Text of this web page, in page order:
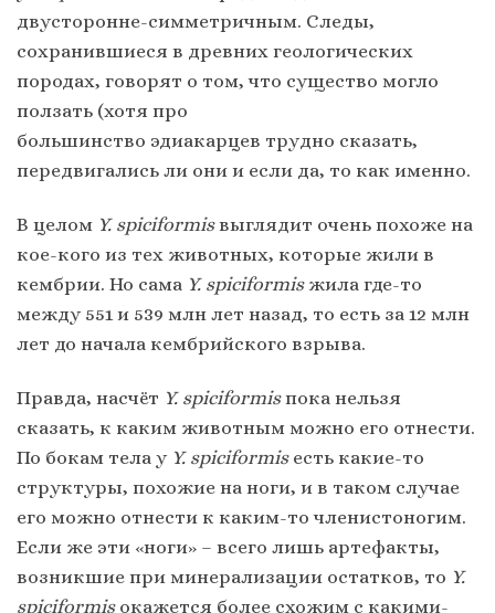
двусторонне-симметричным. Следы,
сохранившиеся в древних геологических
породах, говорят о том, что существо могло
ползать (хотя про
большинство эдиакарцев трудно сказать,
передвигались ли они и если да, то как именно.
В целом Y. spiciformisвыглядит очень похоже на
кое-кого из тех животных, которые жили в
кембрии. Но сама Y. spiciformisжила где-то
между 551 и 539 млн лет назад, то есть за 12 млн
лет до начала кембрийского взрыва.
Правда, насчёт Y. spiciformisпока нельзя
сказать, к каким животным можно его отнести.
По бокам тела у Y. spiciformisесть какие-то
структуры, похожие на ноги, и в таком случае
его можно отнести к каким-то членистоногим.
Если же эти «ноги» – всего лишь артефакты,
возникшие при минерализации остатков, то Y.
spiciformisокажется более схожим с какими-